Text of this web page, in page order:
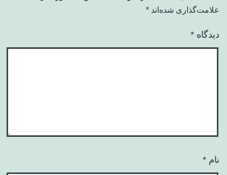
علامت‌گذاری شده‌اند *
دیدگاه *
نام *